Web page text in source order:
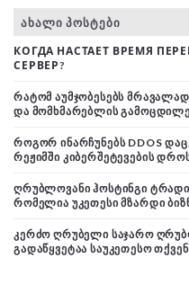
ᲐᲮᲐᲚᲘ ᲞᲝᲡᲢᲔᲑᲘ
КОГДА НАСТАЕТ ВРЕМЯ
СЕРВЕР?
ᲠᲐᲢᲝᲛ ᲐᲣᲛᲯᲝᲑᲔᲡᲔᲑᲡ
ᲓᲐ ᲛᲝᲛᲮᲛᲐᲠᲔᲑᲚᲘᲡ
ᲠᲝᲒᲝᲠ ᲘᲜᲐᲠᲩᲣᲜᲔᲑᲡ DDOS
ᲠᲔᲟᲘᲛᲨᲘ ᲙᲘᲑᲔᲠᲨᲔᲢᲔᲕᲔᲑᲘᲡ
ᲦᲠᲣᲑᲚᲝᲕᲐᲜᲘ ᲰᲝᲡᲢᲘᲜᲒᲘ
ᲠᲝᲛᲔᲚᲘᲐ ᲣᲙᲔᲗᲔᲡᲘ ᲛᲖᲐᲠᲓᲘ
ᲙᲔᲠᲫᲝ ᲦᲠᲣᲑᲔᲚᲘ ᲡᲐᲯᲐᲠᲝ
ᲒᲐᲓᲐᲬᲧᲕᲔᲢᲐᲐ ᲡᲐᲣᲙᲔᲗᲔᲡᲝ